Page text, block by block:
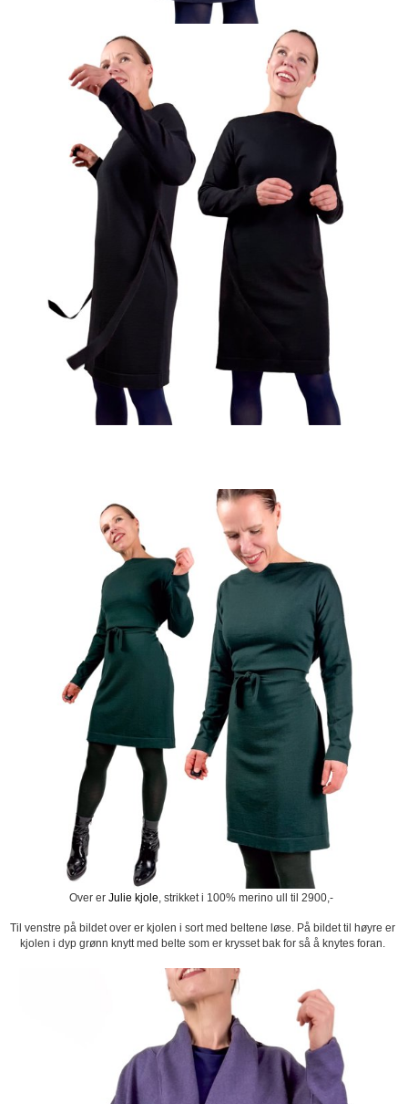
Over er Julie kjole, strikket i 100% merino ull til 2900,-
Til venstre på bildet over er kjolen i sort med beltene løse. På bildet til høyre er
kjolen i dyp grønn knytt med belte som er krysset bak for så å knytes foran.